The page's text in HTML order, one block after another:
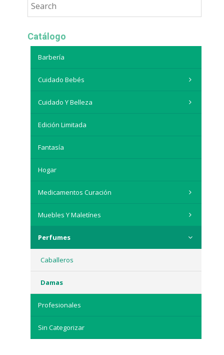
Catálogo
Barbería
Cuidado Bebés
Cuidado Y Belleza
Edición Limitada
Fantasía
Hogar
Medicamentos Curación
Muebles Y Maletínes
Perfumes
Caballeros
Damas
Profesionales
Sin Categorizar